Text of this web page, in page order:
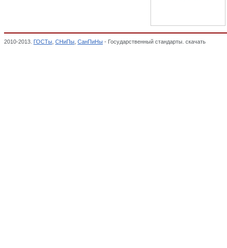
2010-2013. ГОСТы СНиПы СанПиНы - Государственный стандарты. скачать